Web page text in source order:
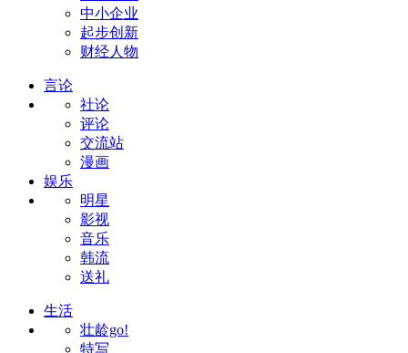
中小企业
起步创新
财经人物
言论
社论
评论
交流站
漫画
娱乐
明星
影视
音乐
韩流
送礼
生活
壮龄go!
特写